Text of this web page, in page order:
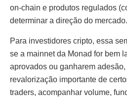
on-chain e produtos regulados
determinar a direção do
Para investidores cripto, essa
se a mainnet da Monad for bem
aprovados ou ganharem
revalorização importante de
traders, acompanhar volume,